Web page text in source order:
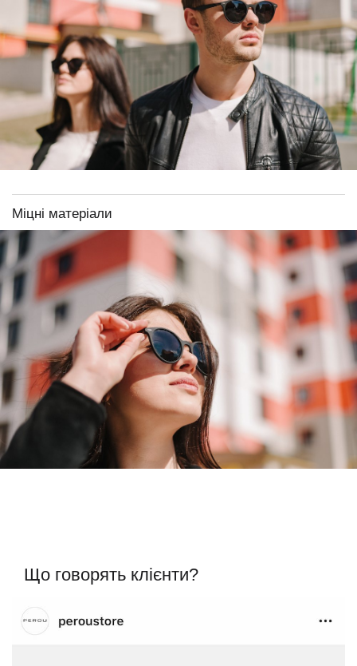
Міцні матеріали
Що говорять клієнти?